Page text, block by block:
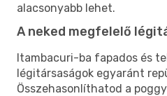
alacsonyabb lehet.
A neked megfelelő
Itambacuri-ba fapados és
légitársaságok egyaránt
Összehasonlíthatod a